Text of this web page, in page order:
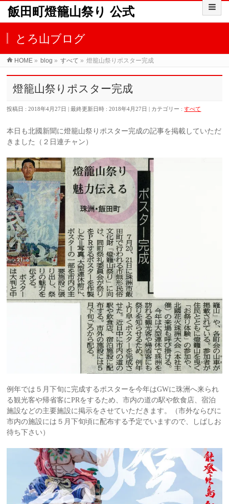
飯田町燈籠山祭り 公式
とろ山ブログ
HOME » blog » すべて » 燈籠山祭りポスター完成
燈籠山祭りポスター完成
投稿日 : 2018年4月27日 最終更新日時 : 2018年4月27日 カテゴリー :すべて
本日も北國新聞に燈籠山祭りポスター完成の記事を掲載していただ
きました（２日連チャン）
例年では５月下旬に完成するポスターを今年はGWに珠洲へ来られ
る観光客や帰省客にPRをするため、市内の道の駅や飲食店、宿泊
施設などの主要施設に掲示をさせていただきます。（市外ならびに
市内の施設には５月下旬頃に配布する予定でいますので、しばしお
待ち下さい）